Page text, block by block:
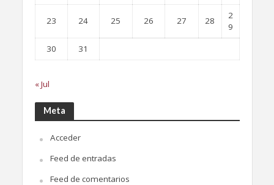
23 24 25 26 27 28
2
9
30
31
« Jul
Meta
Acceder
Feed de entradas
Feed de comentarios